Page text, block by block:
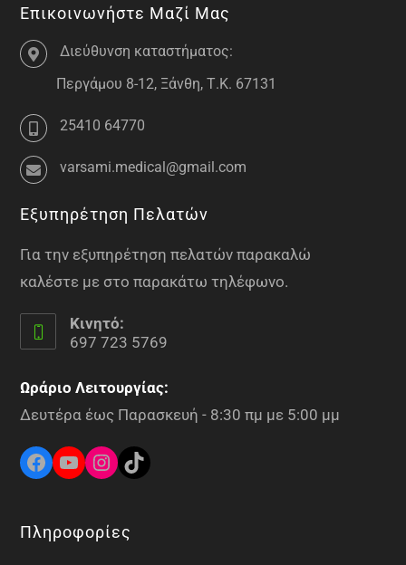
Επικοινωνήστε Μαζί Μας
Διεύθυνση καταστήματος:
Περγάμου 8-12, Ξάνθη, Τ.Κ. 67131
25410 64770
varsami.medical@gmail.com
Εξυπηρέτηση Πελατών
Για την εξυπηρέτηση πελατών παρακαλώ
καλέστε με στο παρακάτω τηλέφωνο.
Κινητό:
697 723 5769
Ωράριο Λειτουργίας:
Δευτέρα έως Παρασκευή - 8:30 πμ με 5:00 μμ
Πληροφορίες